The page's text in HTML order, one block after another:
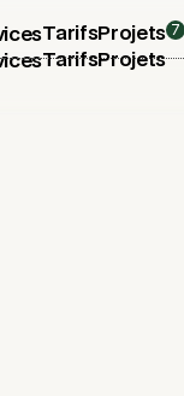
Tarifs
Tarifs
Projets
Projets
7